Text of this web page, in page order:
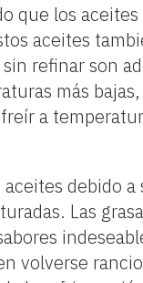
que los
aceites
refinar son
más
a
debido
Las
volverse